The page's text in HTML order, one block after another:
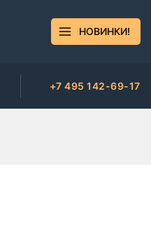
НОВИНКИ!
+7 495 142-69-17